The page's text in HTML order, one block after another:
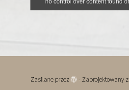
Zasilane przez - Zaprojektowany z